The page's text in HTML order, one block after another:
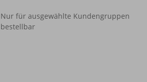
Nur für ausgewählte Kundengruppen
bestellbar